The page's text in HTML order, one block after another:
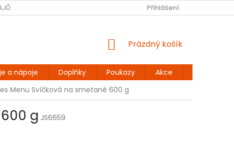
KONTAKT DOPRAVA A PLATBA
Přihlášení
NÁKUPNÍ
Prázdný košík
a nápoje Doplňky Poukazy Akce
Menu Svíčková na smetaně 600 g
g JS6659